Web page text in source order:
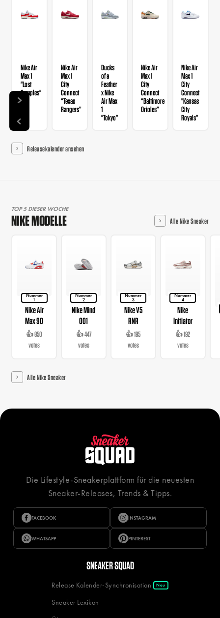
Nike Air
Max 1
"Lost
Samples"
Nike Air
Max 1
City
Connect
“Texas
Rangers”
Ducks
of a
Feather
x Nike
Air Max
1
"Tokyo"
Nike Air
Max 1
City
Connect
“Baltimore
Orioles”
Nike Air
Max 1
City
Connect
"Kansas
City
Royals"
Releasekalender ansehen
TOP 5 DIESER WOCHE
NIKE MODELLE Alle Nike Sneaker
Nummer
1
Nike Air
Max 90
👍 850
votes
Nummer
2
Nike Mind
001
👍 447
votes
Nummer
3
Nike V5
RNR
👍 195
votes
Nummer
4
Nike
Initiator
👍 192
votes
Alle Nike Sneaker
Die Lifestyle-Sneakerplattform für die neuesten
Sneaker-Releases, Trends & Tipps.
FACEBOOK INSTAGRAM
WHATSAPP PINTEREST
SNEAKER SQUAD
Release Kalender-Synchronisation Neu
Sneaker Lexikon